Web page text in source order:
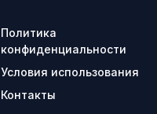
Политика
конфиденциальности
Условия использования
Контакты